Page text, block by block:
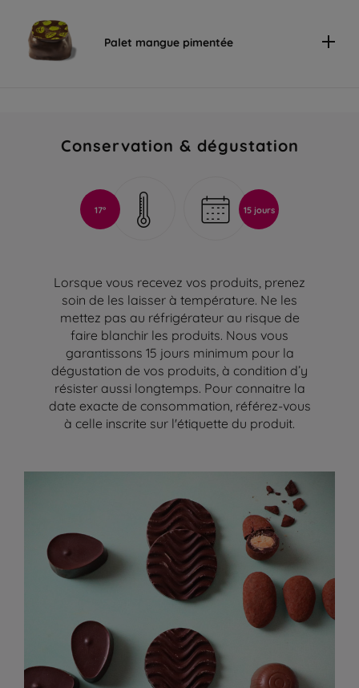
Palet mangue pimentée
Conservation & dégustation
17° 15 jours
Lorsque vous recevez vos produits, prenez
soin de les laisser à température. Ne les
mettez pas au réfrigérateur au risque de
faire blanchir les produits. Nous vous
garantissons 15 jours minimum pour la
dégustation de vos produits, à condition d’y
résister aussi longtemps. Pour connaitre la
date exacte de consommation, référez-vous
à celle inscrite sur l'étiquette du produit.